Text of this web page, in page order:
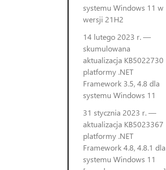
systemu Windows 11 w
wersji 21H2
14 lutego 2023 r. —
skumulowana
aktualizacja KB5022730
platformy .NET
Framework 3.5, 4.8 dla
systemu Windows 11
31 stycznia 2023 r. —
aktualizacja KB5023367
platformy .NET
Framework 4.8, 4.8.1 dla
systemu Windows 11